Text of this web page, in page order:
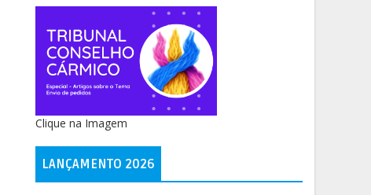
Clique na Imagem
LANÇAMENTO 2026